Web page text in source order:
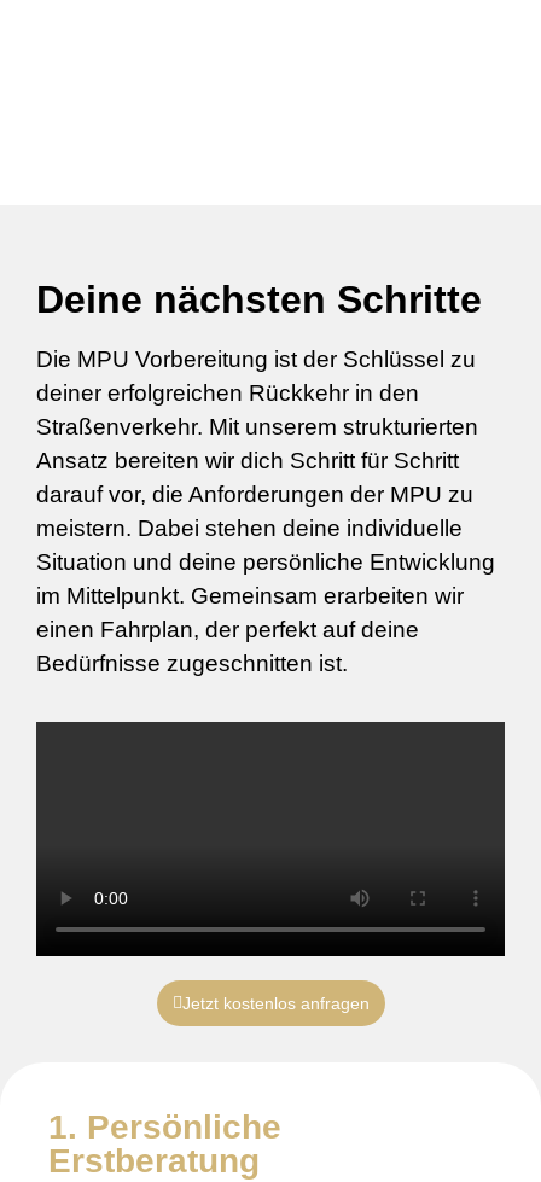
Deine nächsten Schritte
Die MPU Vorbereitung ist der Schlüssel zu
deiner erfolgreichen Rückkehr in den
Straßenverkehr. Mit unserem strukturierten
Ansatz bereiten wir dich Schritt für Schritt
darauf vor, die Anforderungen der MPU zu
meistern. Dabei stehen deine individuelle
Situation und deine persönliche Entwicklung
im Mittelpunkt. Gemeinsam erarbeiten wir
einen Fahrplan, der perfekt auf deine
Bedürfnisse zugeschnitten ist.
Jetzt kostenlos anfragen
1. Persönliche
Erstberatung